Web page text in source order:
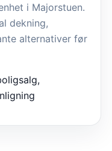
i Majorstuen.
dekning,
alternativer før